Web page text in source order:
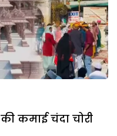
कमाई चंदा चोरी